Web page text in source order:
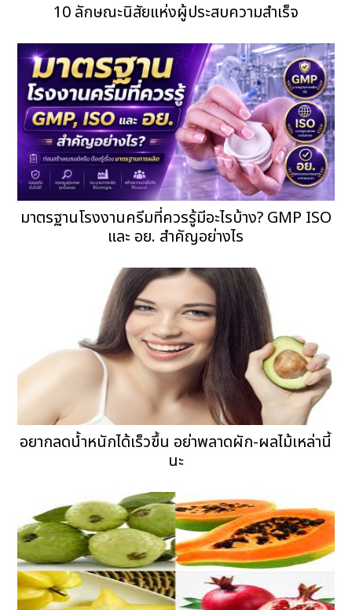
10 ลักษณะนิสัยแห่งผู้ประสบความสำเร็จ
มาตรฐานโรงงานครีมที่ควรรู้มีอะไรบ้าง? GMP ISO
และ อย. สำคัญอย่างไร
อยากลดน้ำหนักได้เร็วขึ้น อย่าพลาดผัก-ผลไม้เหล่านี้
นะ